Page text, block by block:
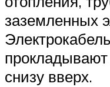
заземленных
снизу вверх.